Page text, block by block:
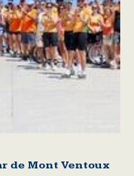
de Mont Ventoux